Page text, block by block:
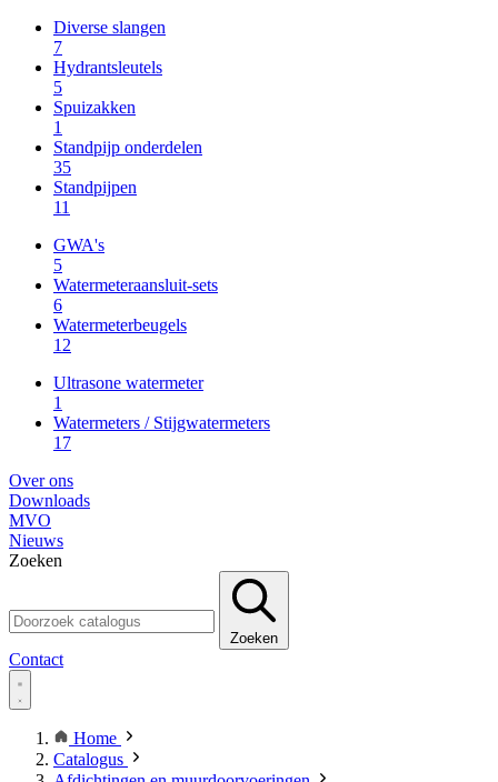
Diverse slangen
7
Hydrantsleutels
5
Spuizakken
1
Standpijp onderdelen
35
Standpijpen
11
GWA's
5
Watermeteraansluit-sets
6
Watermeterbeugels
12
Ultrasone watermeter
1
Watermeters / Stijgwatermeters
17
Over ons
Downloads
MVO
Nieuws
Zoeken
Zoeken
Contact
Home
Catalogus